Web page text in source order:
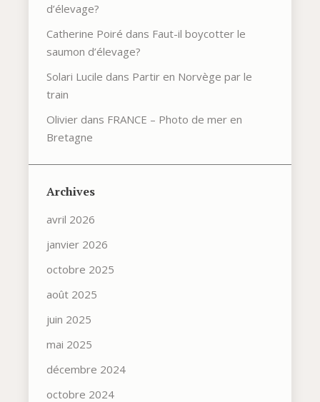
d’élevage?
Catherine Poiré dans Faut-il boycotter le
saumon d’élevage?
Solari Lucile dans Partir en Norvège par le
train
Olivier dans FRANCE – Photo de mer en
Bretagne
Archives
avril 2026
janvier 2026
octobre 2025
août 2025
juin 2025
mai 2025
décembre 2024
octobre 2024